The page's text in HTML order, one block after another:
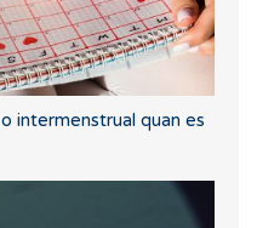
intermenstrual quan es